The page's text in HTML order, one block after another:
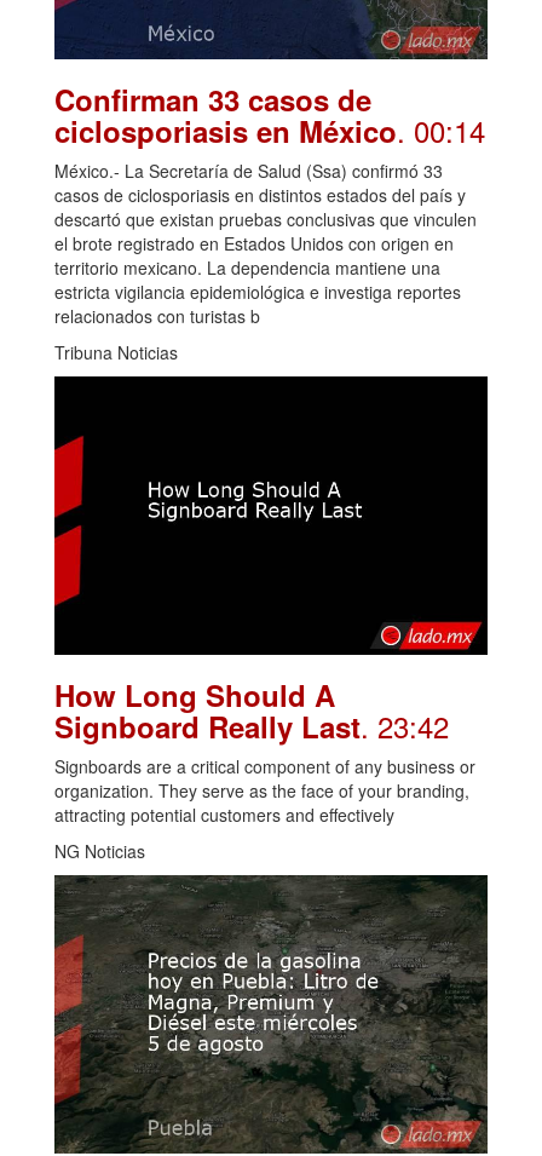
Confirman 33 casos de
ciclosporiasis en México. 00:14
México.- La Secretaría de Salud (Ssa) confirmó 33
casos de ciclosporiasis en distintos estados del país y
descartó que existan pruebas conclusivas que vinculen
el brote registrado en Estados Unidos con origen en
territorio mexicano. La dependencia mantiene una
estricta vigilancia epidemiológica e investiga reportes
relacionados con turistas b
Tribuna Noticias
How Long Should A
Signboard Really Last. 23:42
Signboards are a critical component of any business or
organization. They serve as the face of your branding,
attracting potential customers and effectively
NG Noticias